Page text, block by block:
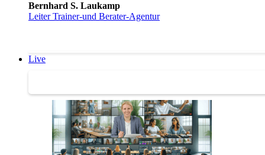
Bernhard S. Laukamp
Leiter Trainer-und Berater-Agentur
Live